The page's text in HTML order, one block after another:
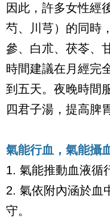
因此，許多女性經
芍、川芎）的同時
參、白朮、茯苓、
時間建議在月經完
到五天。夜晚時間
四君子湯，提高脾
氣能行血，氣能攝
1. 氣能推動血液循
2. 氣依附內涵於血
守。